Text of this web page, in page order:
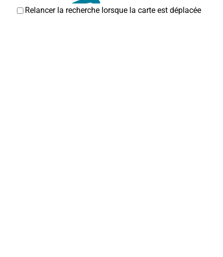
Relancer la recherche lorsque la carte est déplacée